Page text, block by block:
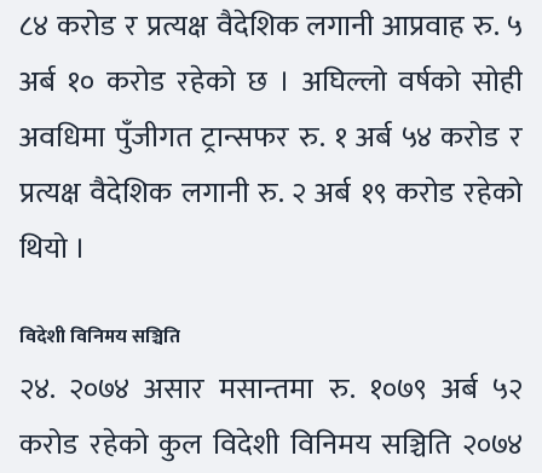
८४ करोड र प्रत्यक्ष वैदेशिक लगानी आप्रवाह रु. ५
अर्ब १० करोड रहेको छ । अघिल्लो वर्षको सोही
अवधिमा पुँजीगत ट्रान्सफर रु. १ अर्ब ५४ करोड र
प्रत्यक्ष वैदेशिक लगानी रु. २ अर्ब १९ करोड रहेको
थियो ।
विदेशी विनिमय सञ्चिति
२४. २०७४ असार मसान्तमा रु. १०७९ अर्ब ५२
करोड रहेको कुल विदेशी विनिमय सञ्चिति २०७४